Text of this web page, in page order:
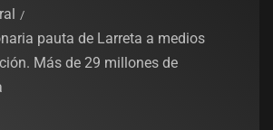
pauta de Larreta a medios
Más de 29 millones de